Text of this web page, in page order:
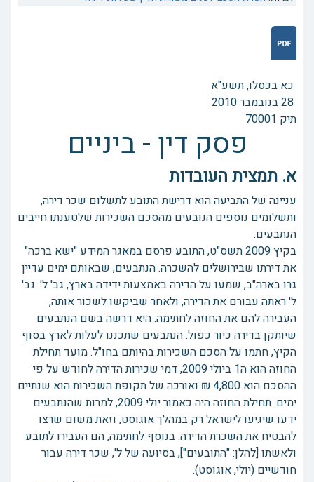
כא בכסלו, תשע"א
תיק 70001
פסק דין - ביניים
א. תמצית העובדות
עניינה של התביעה הוא דרישת התובע לתשלום שכר דירה,
ותשלומים נוספים הנובעים מהסכם השכירות שלטענתו חייבים
הנתבעים.
בקיץ 2009 תשס"ט, התובע פרסם במאגר המידע "ישא ברכה"
את דירתו שבירושלים להשכרה. הנתבעים, שבאותם ימים עדיין
גרו בארה"ב, שמעו על הדירה באמצעות ידידה בארץ, גב' ל'. גב'
ל' ראתה עבורם את הדירה, ולאחר שביקשו לשכור אותה,
העבירה להם את החוזה לחתימה. היא דרשה בשם הנתבעים
שיותקן בדירה כיור כפול. הנתבעים שתכננו לעלות לארץ בסוף
הקיץ, חתמו על הסכם השכירות בהיותם בחו"ל. מועד תחילת
החוזה הוא ה1 ביולי 2009, דמי שכירות הדירה לחודש על פי
ההסכם הוא 4,800 ₪ ואורכה של תקופת השכירות הוא שנתיים
ימים. תחילת החוזה היה כאמור יולי 2009, למרות שהנתבעים
ידעו שיגיעו לישראל רק במהלך אוגוסט, וזאת משום שרצו
להבטיח את השכרת הדירה. בנוסף לחתימה, הם העבירו לתובע
ולאשתו [להלן: "התובעים"], בסיועה של ל', שכר דירה עבור
חודשיים (יולי, אוגוסט).